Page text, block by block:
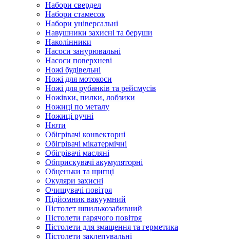
Набори свердел
Набори стамесок
Набори універсальні
Навушники захисні та беруши
Наколінники
Насоси занурювальні
Насоси поверхневі
Ножі будівельні
Ножі для мотокоси
Ножі для рубанків та рейсмусів
Ножівки, пилки, лобзики
Ножиці по металу
Ножиці ручні
Нюти
Обігрівачі конвекторні
Обігрівачі мікатермічні
Обігрівачі масляні
Обприскувачі акумуляторні
Обценьки та щипці
Окуляри захисні
Очищувачі повітря
Підйомник вакуумний
Пістолет шпилькозабивний
Пістолети гарячого повітря
Пістолети для змащення та герметика
Пістолети заклепувальні